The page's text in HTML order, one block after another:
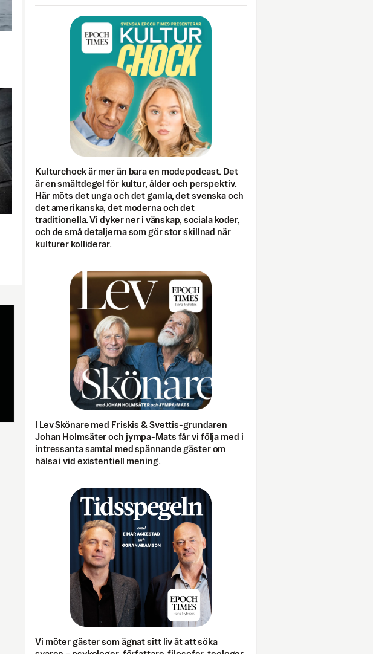
Kulturchock är mer än bara en modepodcast. Det
är en smältdegel för kultur, ålder och perspektiv.
Här möts det unga och det gamla, det svenska och
det amerikanska, det moderna och det
traditionella. Vi dyker ner i vänskap, sociala koder,
och de små detaljerna som gör stor skillnad när
kulturer kolliderar.
I Lev Skönare med Friskis & Svettis-grundaren
Johan Holmsäter och jympa-Mats får vi följa med i
intressanta samtal med spännande gäster om
hälsa i vid existentiell mening.
Vi möter gäster som ägnat sitt liv åt att söka